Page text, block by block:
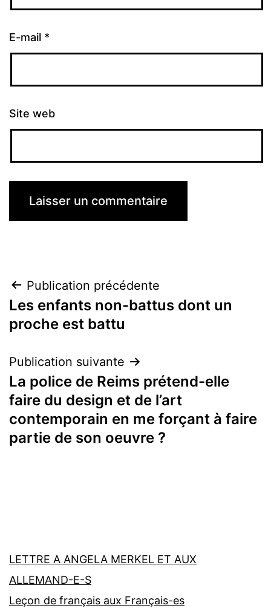
E-mail *
Site web
Navigation
de
Publication précédente
Les enfants non-battus dont un
proche est battu
Publication suivante
La police de Reims prétend-elle
faire du design et de l’art
contemporain en me forçant à faire
partie de son oeuvre ?
LETTRE A ANGELA MERKEL ET AUX
ALLEMAND-E-S
Leçon de français aux Français-es